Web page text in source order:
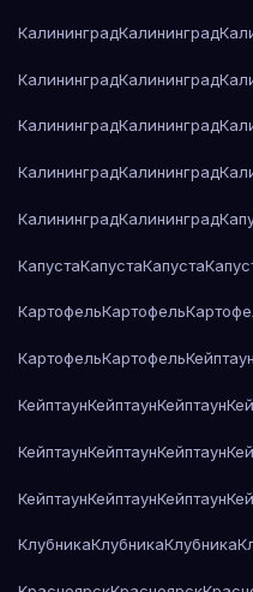
КалининградКалининград
КалининградКалининград
КалининградКалининград
КалининградКалининград
КалининградКалининград
КапустаКапустаКапуста
КартофельКартофель
КартофельКартофельКейптаун
КейптаунКейптаунКейптаун
КейптаунКейптаунКейптаун
КейптаунКейптаунКейптаун
КлубникаКлубникаКлубника